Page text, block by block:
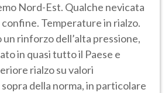
Nord-Est. Qualche nevicata
Temperature in rialzo.
rinforzo dell’alta pressione,
in quasi tutto il Paese e
rialzo su valori
della norma, in particolare